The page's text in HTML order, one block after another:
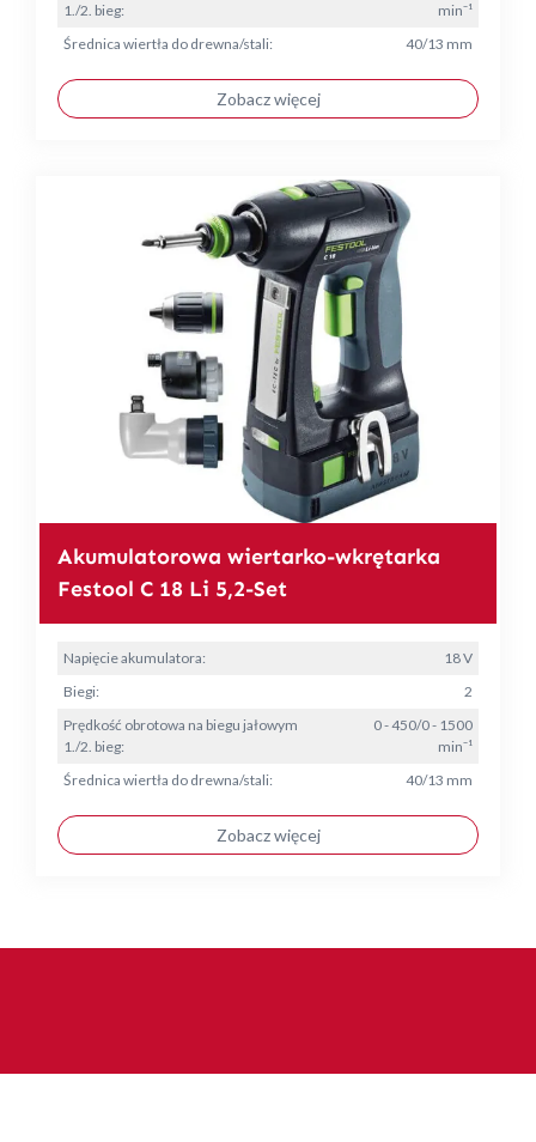
1./2. bieg:
min⁻¹
Średnica wiertła do drewna/stali:
40/13 mm
Zobacz więcej
Akumulatorowa wiertarko-wkrętarka
Festool C 18 Li 5,2-Set
Napięcie akumulatora:
18 V
Biegi:
2
Prędkość obrotowa na biegu jałowym
1./2. bieg:
0 - 450/0 - 1500
min⁻¹
Średnica wiertła do drewna/stali:
40/13 mm
Zobacz więcej